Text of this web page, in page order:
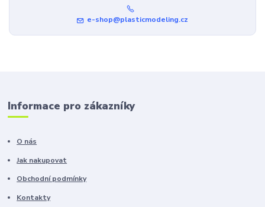
e-shop@plasticmodeling.cz
Informace pro zákazníky
O nás
Jak nakupovat
Obchodní podmínky
Kontakty